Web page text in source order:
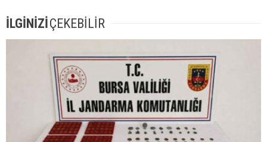
İLGİNİZİÇEKEBİLİR